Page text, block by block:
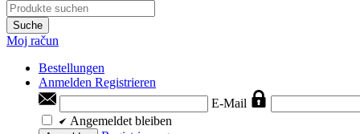
Suche
Moj račun
Bestellungen
Anmelden Registrieren
E-Mail
Angemeldet bleiben